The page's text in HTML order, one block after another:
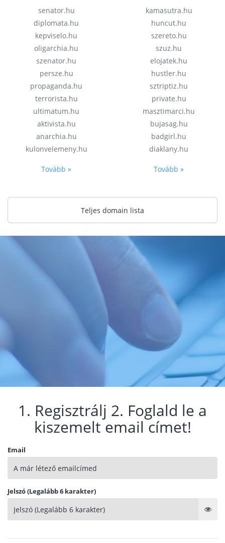
senator.hu
diplomata.hu
kepviselo.hu
oligarchia.hu
szenator.hu
persze.hu
propaganda.hu
terrorista.hu
ultimatum.hu
aktivista.hu
anarchia.hu
kulonvelemeny.hu
Tovább »
kamasutra.hu
huncut.hu
szereto.hu
szuz.hu
elojatek.hu
hustler.hu
sztriptiz.hu
private.hu
masztimarci.hu
bujasag.hu
badgirl.hu
diaklany.hu
Tovább »
Teljes domain lista
1. Regisztrálj 2. Foglald le a
kiszemelt email címet!
Email
Jelszó (Legalább 6 karakter)